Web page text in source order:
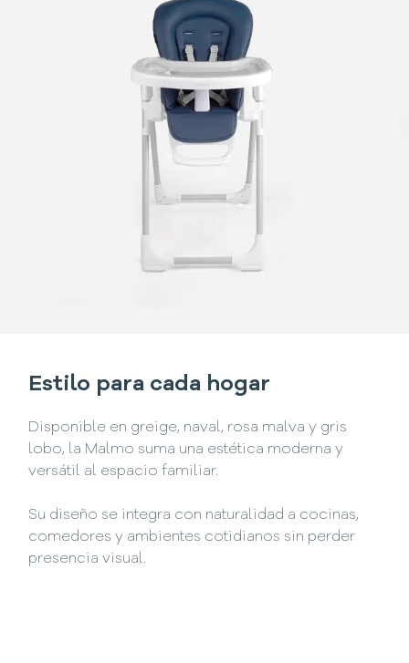
Estilo para cada hogar
Disponible en greige, naval, rosa malva y gris
lobo, la Malmo suma una estética moderna y
versátil al espacio familiar.
Su diseño se integra con naturalidad a cocinas,
comedores y ambientes cotidianos sin perder
presencia visual.